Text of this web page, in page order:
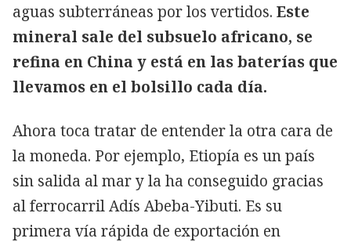
aguas subterráneas por los vertidos. Este
mineral sale del subsuelo africano, se
refina en China y está en las baterías que
llevamos en el bolsillo cada día.
Ahora toca tratar de entender la otra cara de
la moneda. Por ejemplo, Etiopía es un país
sin salida al mar y la ha conseguido gracias
al ferrocarril Adís Abeba-Yibuti. Es su
primera vía rápida de exportación en